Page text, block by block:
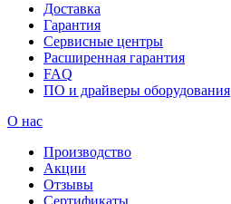
Доставка
Гарантия
Сервисные центры
Расширенная гарантия
FAQ
ПО и драйверы оборудования
О нас
Производство
Акции
Отзывы
Сертификаты